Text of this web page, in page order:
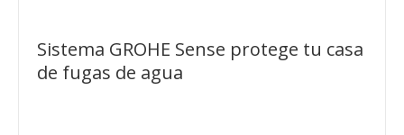
Sistema GROHE Sense protege tu casa
de fugas de agua